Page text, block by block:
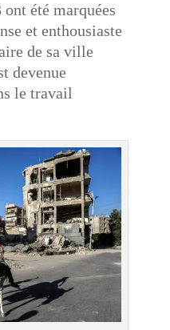
ont été marquées
et enthousiaste
de sa ville
devenue
le travail